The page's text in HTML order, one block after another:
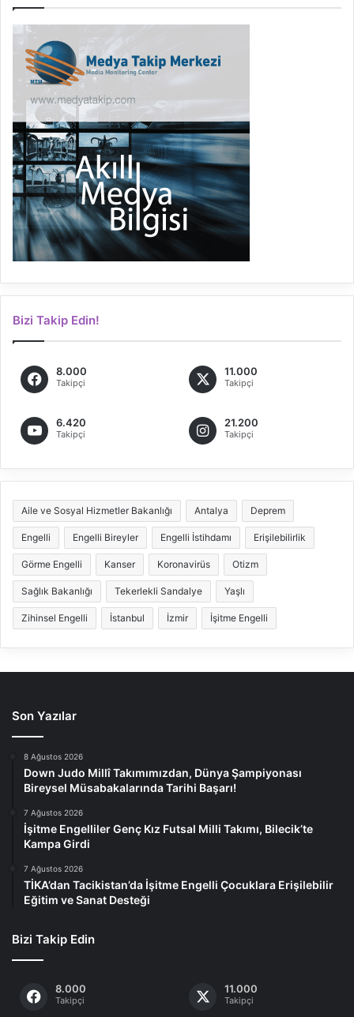
Bizi Takip Edin!
8.000
Takipçi
11.000
Takipçi
6.420
Takipçi
21.200
Takipçi
Aile ve Sosyal Hizmetler Bakanlığı Antalya Deprem
Engelli Engelli Bireyler Engelli İstihdamı Erişilebilirlik
Görme Engelli Kanser Koronavirüs Otizm
Sağlık Bakanlığı Tekerlekli Sandalye Yaşlı
Zihinsel Engelli İstanbul İzmir İşitme Engelli
Son Yazılar
8 Ağustos 2026
Down Judo Millî Takımımızdan, Dünya Şampiyonası
Bireysel Müsabakalarında Tarihi Başarı!
7 Ağustos 2026
İşitme Engelliler Genç Kız Futsal Milli Takımı, Bilecik’te
Kampa Girdi
7 Ağustos 2026
TİKA’dan Tacikistan’da İşitme Engelli Çocuklara Erişilebilir
Eğitim ve Sanat Desteği
Bizi Takip Edin
8.000
Takipçi
11.000
Takipçi